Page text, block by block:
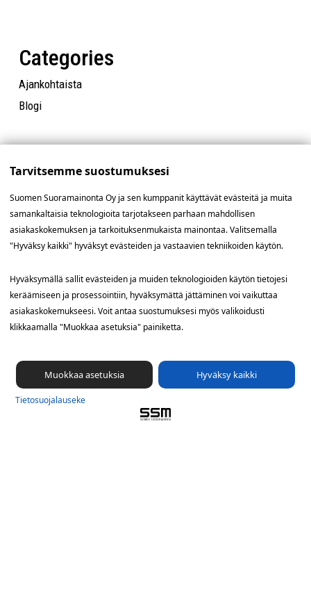
Categories
Ajankohtaista
Blogi
SSM Suomen Suoramainonta
Sähkötie 8, 01510 Vantaa
09 561 56 400
Tietosuojalauseke
Ilmoituskanava
Tarvitsemme suostumuksesi
Suomen Suoramainonta Oy ja sen kumppanit käyttävät evästeitä ja muita
samankaltaisia teknologioita tarjotakseen parhaan mahdollisen
asiakaskokemuksen ja tarkoituksenmukaista mainontaa. Valitsemalla
"Hyväksy kaikki" hyväksyt evästeiden ja vastaavien tekniikoiden käytön.
Hyväksymällä sallit evästeiden ja muiden teknologioiden käytön tietojesi
keräämiseen ja prosessointiin, hyväksymättä jättäminen voi vaikuttaa
asiakaskokemukseesi. Voit antaa suostumuksesi myös valikoidusti
klikkaamalla "Muokkaa asetuksia" painiketta.
Tietosuoja­lauseke
Muokkaa asetuksia Hyväksy kaikki